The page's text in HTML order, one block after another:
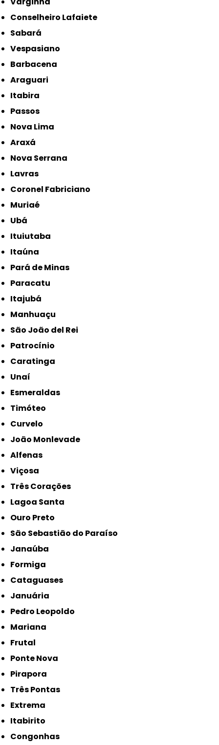
Conselheiro Lafaiete
Sabará
Vespasiano
Barbacena
Araguari
Itabira
Passos
Nova Lima
Araxá
Nova Serrana
Lavras
Coronel Fabriciano
Muriaé
Ubá
Ituiutaba
Itaúna
Pará de Minas
Paracatu
Itajubá
Manhuaçu
São João del Rei
Patrocínio
Caratinga
Unaí
Esmeraldas
Timóteo
Curvelo
João Monlevade
Alfenas
Viçosa
Três Corações
Lagoa Santa
Ouro Preto
São Sebastião do Paraíso
Janaúba
Formiga
Cataguases
Januária
Pedro Leopoldo
Mariana
Frutal
Ponte Nova
Pirapora
Três Pontas
Extrema
Itabirito
Congonhas